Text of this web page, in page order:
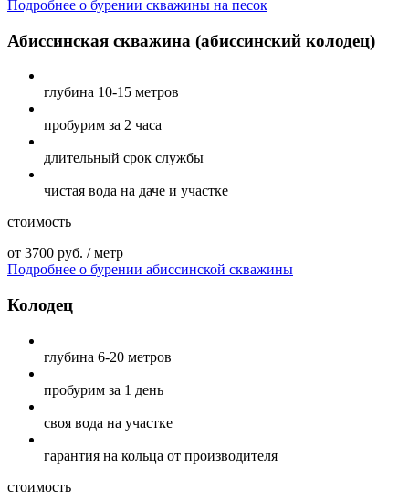
Подробнее о бурении скважины на песок
Абиссинская скважина (абиссинский колодец)
глубина 10-15 метров
пробурим за 2 часа
длительный срок службы
чистая вода на даче и участке
стоимость
от 3700 руб. / метр
Подробнее о бурении абиссинской скважины
Колодец
глубина 6-20 метров
пробурим за 1 день
своя вода на участке
гарантия на кольца от производителя
стоимость